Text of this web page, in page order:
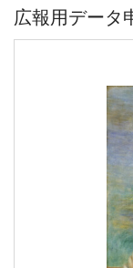
広報用データ